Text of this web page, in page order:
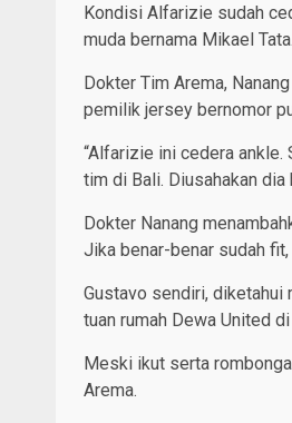
Kondisi Alfarizie sudah
muda bernama Mikael Tata.
Dokter Tim Arema,
pemilik jersey bernomor
“Alfarizie ini cedera ankle.
tim di Bali. Diusahakan
Dokter Nanang
Jika benar-benar sudah
Gustavo sendiri, diketahui
tuan rumah Dewa United
Meski ikut serta
Arema.